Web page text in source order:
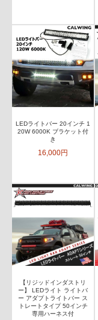
LEDライトバー 20インチ 1
20W 6000K ブラケット付
き
16,000円
【リジッドインダストリ
ー】 LEDライト ライトバ
ー アダプトライトバー ス
トレートタイプ 50インチ
専用ハーネス付